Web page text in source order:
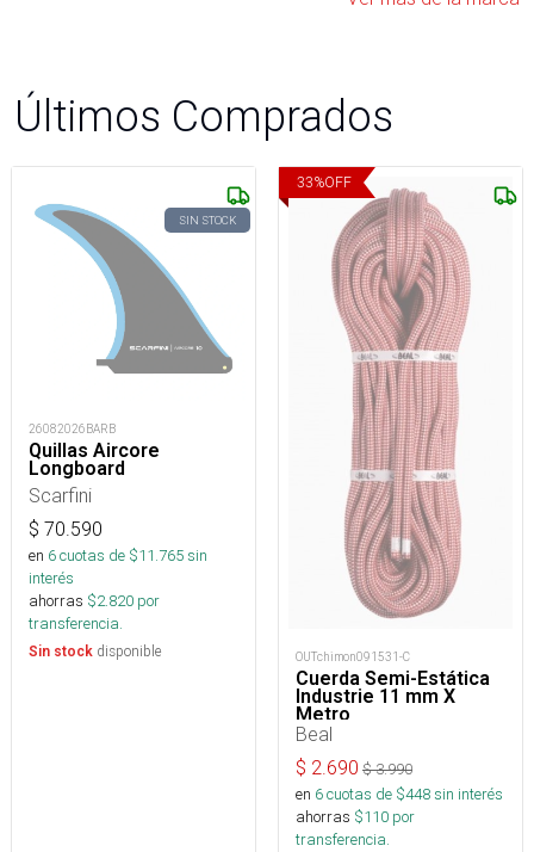
Últimos Comprados
SIN STOCK
26082026BARB
Quillas Aircore
Longboard
Scarfini
$ 70.590
en 6cuotas de $11.765sin
interés
ahorras $2.820 por
transferencia.
Sin stock disponible
33%OFF
OUTchimon091531-C
Cuerda Semi-Estática
Industrie 11 mm X
Metro
Beal
$ 2.690 $3.990
en 6cuotas de $448sin interés
ahorras $110 por
transferencia.